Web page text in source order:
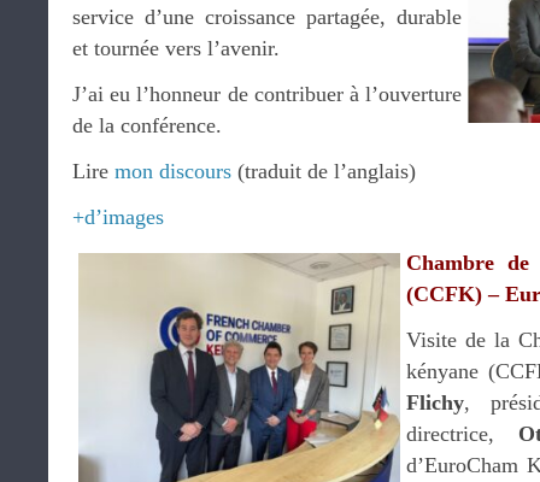
service d’une croissance partagée, durable
et tournée vers l’avenir.
J’ai eu l’honneur de contribuer à l’ouverture
de la conférence.
Lire mon discours (traduit de l’anglais)
+d’images
Chambre de
(CCFK) –
Visite de la
kényane
Flichy,
directrice,
d’EuroCham